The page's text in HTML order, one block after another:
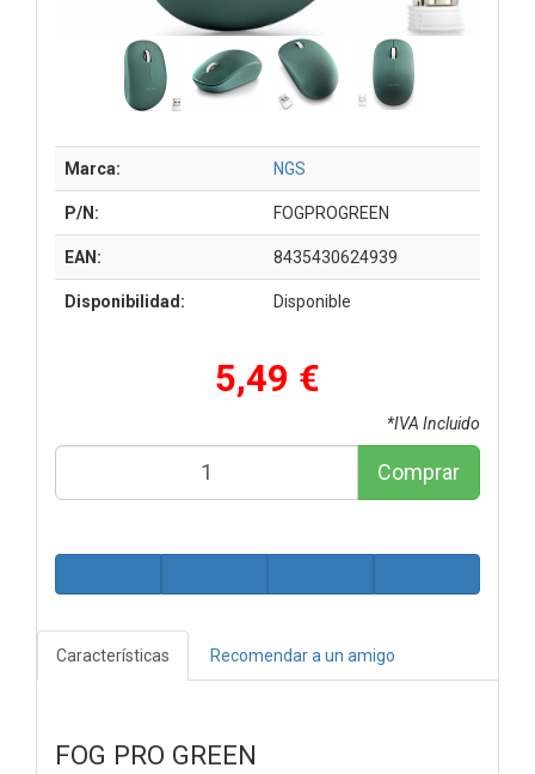
Marca: NGS
P/N: FOGPROGREEN
EAN: 8435430624939
Disponibilidad: Disponible
5,49 €
*IVA Incluido
Comprar
Características Recomendar a un amigo
FOG PRO GREEN